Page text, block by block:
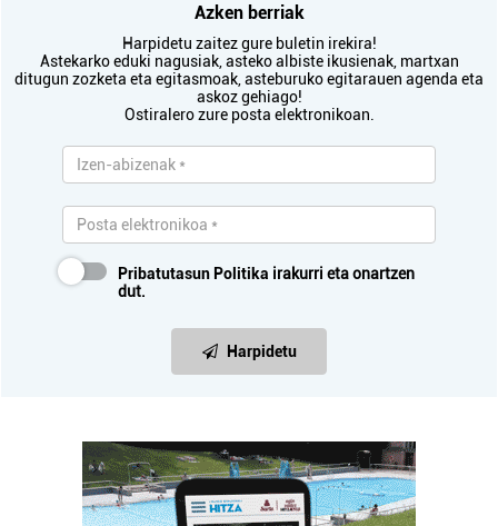
Azken berriak
Harpidetu zaitez gure buletin irekira!
Astekarko eduki nagusiak, asteko albiste ikusienak, martxan
ditugun zozketa eta egitasmoak, asteburuko egitarauen agenda eta
askoz gehiago!
Ostiralero zure posta elektronikoan.
Pribatutasun Politika irakurri eta onartzen
dut.
Harpidetu